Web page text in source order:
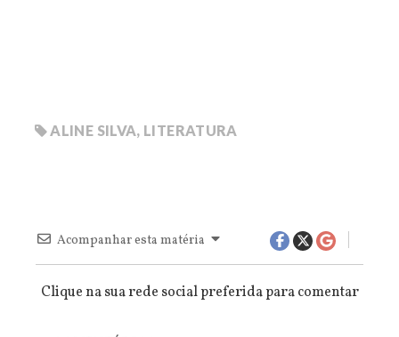
ALINE SILVA, LITERATURA
Acompanhar esta matéria
Clique na sua rede social preferida para comentar